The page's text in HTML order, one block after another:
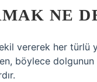
NE
vererek her türlü
böylece dolgunun